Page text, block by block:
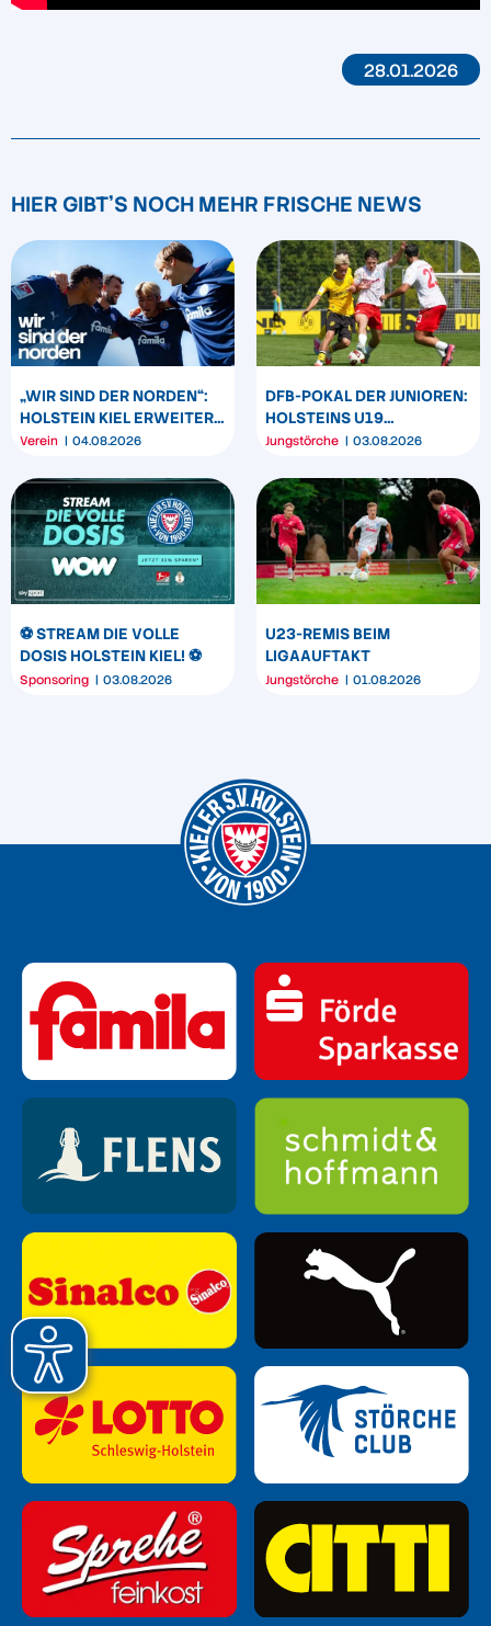
28.01.2026
HIER GIBT'S NOCH MEHR FRISCHE NEWS
„WIR SIND DER NORDEN“:
HOLSTEIN KIEL ERWEITERT
SEIN MARKENBILD
Verein 04.08.2026
DFB-POKAL DER JUNIOREN:
HOLSTEINS U19
TRIUMPHIERT IN
Jungstörche 03.08.2026
⚽️ STREAM DIE VOLLE
DOSIS HOLSTEIN KIEL! ⚽️
Sponsoring 03.08.2026
U23-REMIS BEIM
LIGAAUFTAKT
Jungstörche 01.08.2026